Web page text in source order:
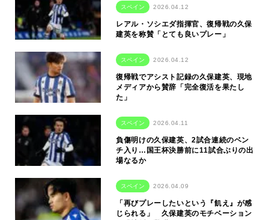
スペイン 2026.04.12
レアル・ソシエダ指揮官、復帰戦の久保
建英を称賛「とても良いプレー」
スペイン 2026.04.12
復帰戦でアシスト記録の久保建英、現地
メディアから賛辞「完全復活を果たし
た」
スペイン 2026.04.11
負傷明けの久保建英、2試合連続のベン
チ入り…国王杯決勝前に11試合ぶりの出
場なるか
スペイン 2026.04.09
「再びプレーしたいという『飢え』が感
じられる」 久保建英のモチベーション